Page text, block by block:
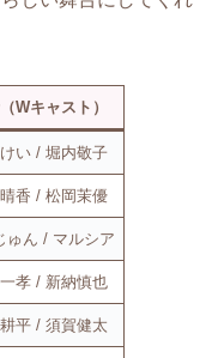
Wキャスト）
い / 堀内敬子
香 / 松岡茉優
ゅん / マルシア
孝 / 新納慎也
平 / 須賀健太